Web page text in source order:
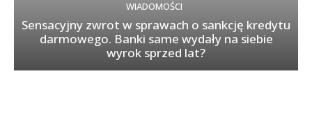
WIADOMOŚCI
Sensacyjny zwrot w sprawach o sankcję kredytu
darmowego. Banki same wydały na siebie
wyrok sprzed lat?